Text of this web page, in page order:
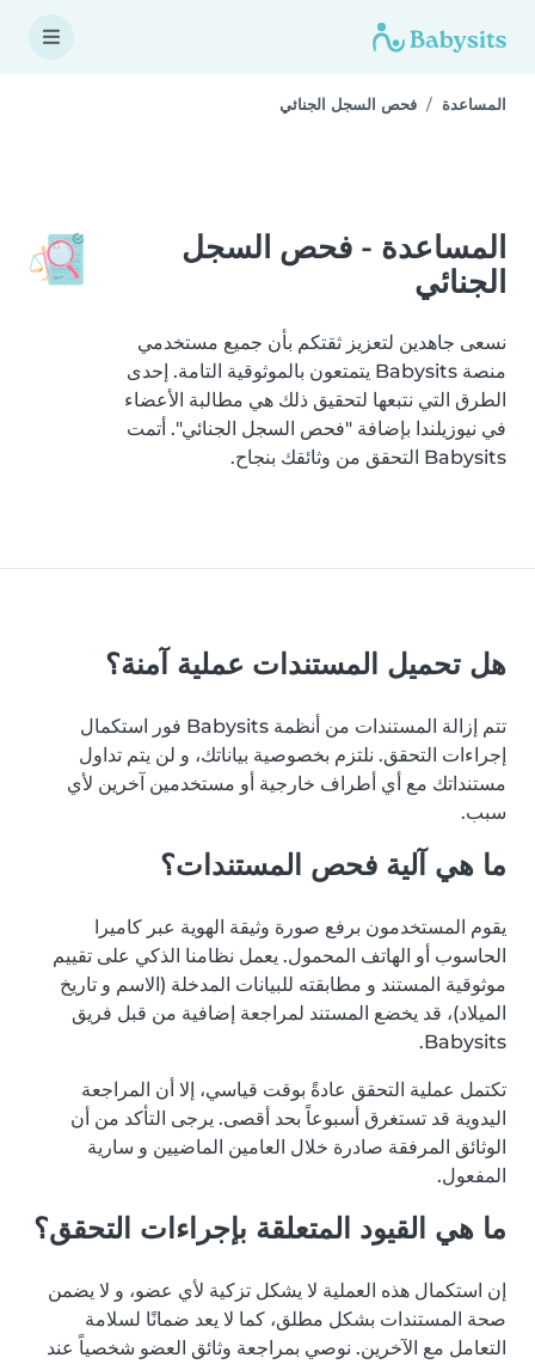
المساعدة فحص السجل الجنائي
المساعدة - فحص السجل
الجنائي
نسعى جاهدين لتعزيز ثقتكم بأن جميع مستخدمي
منصة Babysits يتمتعون بالموثوقية التامة. إحدى
الطرق التي نتبعها لتحقيق ذلك هي مطالبة الأعضاء
في نيوزيلندا بإضافة "فحص السجل الجنائي". أتمت
Babysits التحقق من وثائقك بنجاح.
هل تحميل المستندات عملية آمنة؟
تتم إزالة المستندات من أنظمة Babysits فور استكمال
إجراءات التحقق. نلتزم بخصوصية بياناتك، و لن يتم تداول
مستنداتك مع أي أطراف خارجية أو مستخدمين آخرين لأي
سبب.
ما هي آلية فحص المستندات؟
يقوم المستخدمون برفع صورة وثيقة الهوية عبر كاميرا
الحاسوب أو الهاتف المحمول. يعمل نظامنا الذكي على تقييم
موثوقية المستند و مطابقته للبيانات المدخلة (الاسم و تاريخ
الميلاد)، قد يخضع المستند لمراجعة إضافية من قبل فريق
Babysits.
تكتمل عملية التحقق عادةً بوقت قياسي، إلا أن المراجعة
اليدوية قد تستغرق أسبوعاً بحد أقصى. يرجى التأكد من أن
الوثائق المرفقة صادرة خلال العامين الماضيين و سارية
المفعول.
ما هي القيود المتعلقة بإجراءات التحقق؟
إن استكمال هذه العملية لا يشكل تزكية لأي عضو، و لا يضمن
صحة المستندات بشكل مطلق، كما لا يعد ضمانًا لسلامة
التعامل مع الآخرين. نوصي بمراجعة وثائق العضو شخصياً عند